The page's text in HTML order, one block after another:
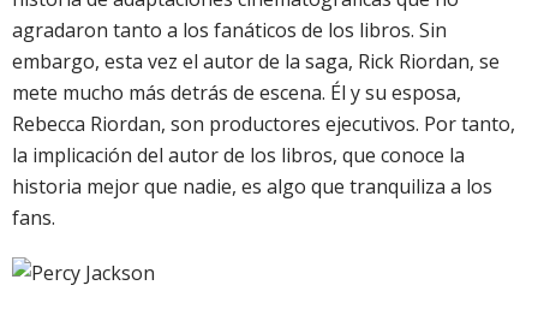
agradaron tanto a los fanáticos de los libros. Sin
embargo, esta vez el autor de la saga, Rick Riordan, se
mete mucho más detrás de escena. Él y su esposa,
Rebecca Riordan, son productores ejecutivos. Por tanto,
la implicación del autor de los libros, que conoce la
historia mejor que nadie, es algo que tranquiliza a los
fans.